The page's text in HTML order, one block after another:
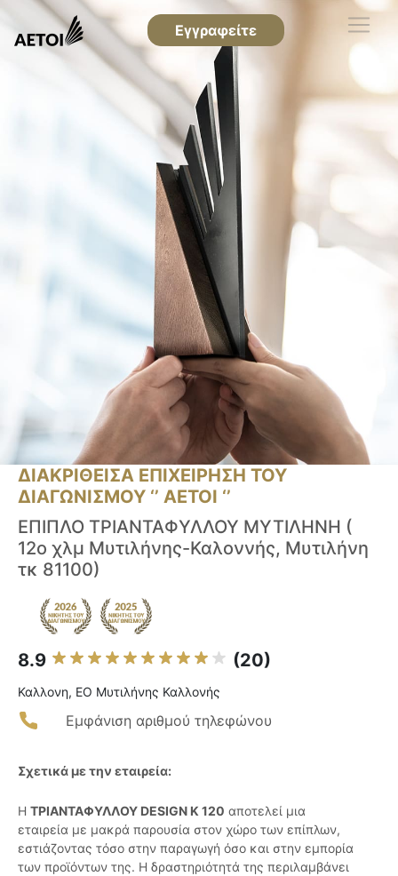
Εγγραφείτε
ΔΙΑΚΡΙΘΕΙΣΑ ΕΠΙΧΕΙΡΗΣΗ ΤΟΥ
ΔΙΑΓΩΝΙΣΜΟΥ ‘’ ΑΕΤΟΙ ‘’
ΕΠΙΠΛΟ ΤΡΙΑΝΤΑΦΥΛΛΟΥ ΜΥΤΙΛΗΝΗ (
12ο χλμ Μυτιλήνης-Καλοννής, Μυτιλήνη
τκ 81100)
8.9 (20)
Καλλονη, ΕΟ Μυτιλήνης Καλλονής
Εμφάνιση αριθμού τηλεφώνου
Σχετικά με την εταιρεία:
Η ΤΡΙΑΝΤΑΦΥΛΛΟΥ DESIGN K 120 αποτελεί μια
εταιρεία με μακρά παρουσία στον χώρο των επίπλων,
εστιάζοντας τόσο στην παραγωγή όσο και στην εμπορία
των προϊόντων της. Η δραστηριότητά της περιλαμβάνει